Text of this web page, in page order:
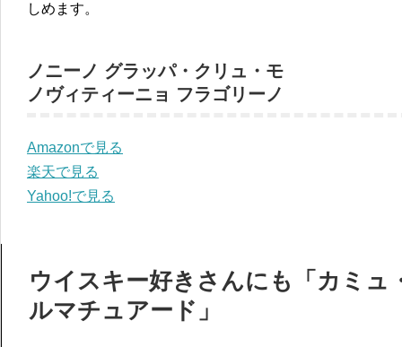
しめます。
ノニーノ グラッパ・クリュ・モ
ノヴィティーニョ フラゴリーノ
Amazonで見る
楽天で見る
Yahoo!で見る
ウイスキー好きさんにも「カミ
ルマチュアード」